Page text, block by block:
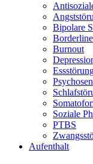
Bipolare
Burnout
Psychosen
Soziale
PTBS
Aufenthalt